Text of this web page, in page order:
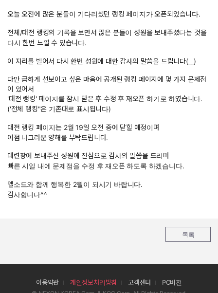
오늘 오전에 많은 분들이 기다리셨던 랭킹 페이지가 오픈되었습니다.
전체/대전 랭킹의 기록을 보면서 많은 분들이 성원을 보내주셨다는 것을
다시 한번 느낄 수 있습니다.
이 자리를 빌어서 다시 한번 성원에 대한 감사의 말씀을 드립니다(__)
다만 급하게 선보이고 싶은 마음에 공개된 랭킹 페이지에 몇 가지 문제점
이 있어서
'대전 랭킹' 페이지를 잠시 닫은 후 수정 후 재오픈 하기로 하였습니다.
('전체 랭킹"은 기존대로 표시됩니다)
대전 랭킹 페이지는 2월 19일 오전 중에 닫힐 예정이며
이점 너그러운 양해를 부탁드립니다.
대련장에 보내주신 성원에 진심으로 감사의 말씀을 드리며
빠른 시일 내에 문제점을 수정 후 재오픈 하도록 하겠습니다.
엘소드와 함께 행복한 2월이 되시기 바랍니다.
감사합니다^^
목록
이용약관 개인정보처리방침 고객센터 PC버전